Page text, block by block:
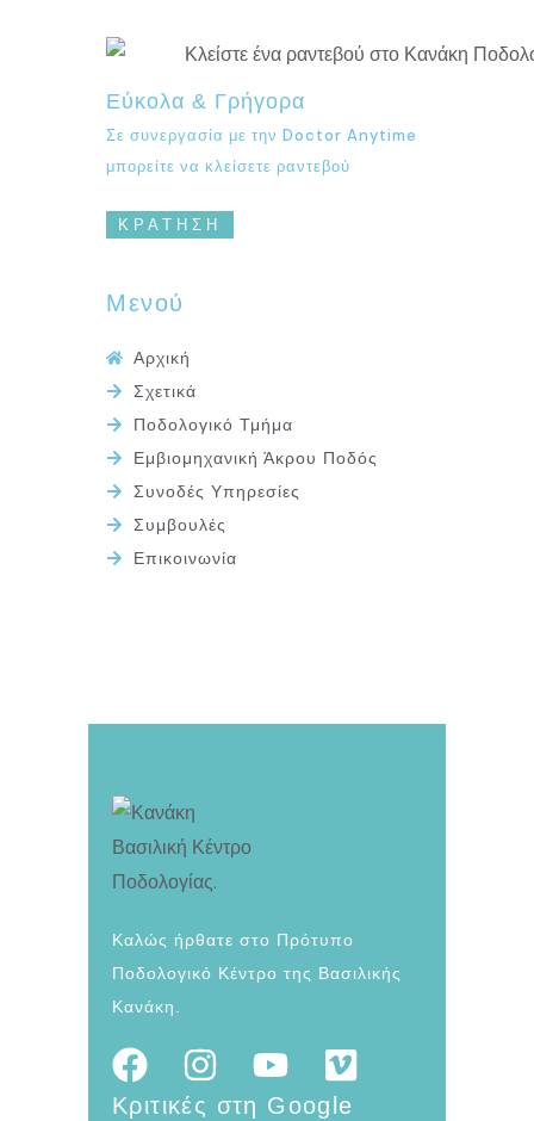
Εύκολα & Γρήγορα
Σε συνεργασία με την Doctor Anytime
μπορείτε να κλείσετε ραντεβού
ΚΡΑΤΗΣΗ
Μενού
Αρχική
Σχετικά
Ποδολογικό Τμήμα
Εμβιομηχανική Άκρου Ποδός
Συνοδές Υπηρεσίες
Συμβουλές
Επικοινωνία
Καλώς ήρθατε στο Πρότυπο
Ποδολογικό Κέντρο της Βασιλικής
Κανάκη.
Κριτικές στη Google